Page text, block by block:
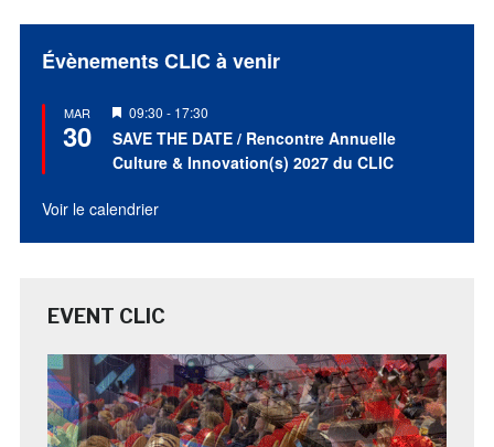
Évènements CLIC à venir
MAR
30
Mis
en
avant
09:30 - 17:30
SAVE THE DATE / Rencontre Annuelle
Culture & Innovation(s) 2027 du CLIC
Voir le calendrier
EVENT CLIC